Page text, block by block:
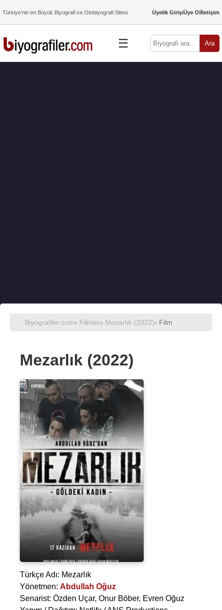
Türkiye’nin en Büyük Biyografi ve Otobiyografi Sitesi Üyelik GirişiÜye Olİletişim
☰ Ara
Biyografiler.com› Filmler› Mezarlık (2022)› Film
Mezarlık (2022)
Türkçe Adı: Mezarlık
Yönetmen: Abdullah Oğuz
Senarist: Özden Uçar, Onur Böber, Evren Oğuz